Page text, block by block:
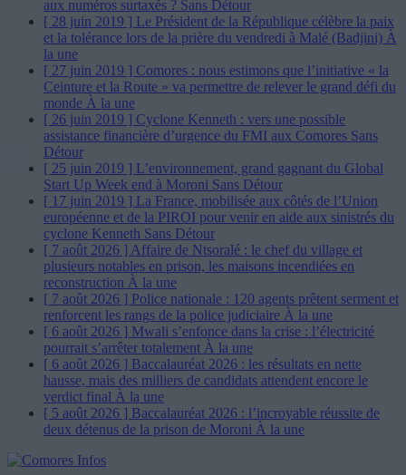
aux numéros surtaxés ? Sans Détour
[ 28 juin 2019 ] Le Président de la République célèbre la paix
et la tolérance lors de la prière du vendredi à Malé (Badjini) À
la une
[ 27 juin 2019 ] Comores : nous estimons que l’initiative « la
Ceinture et la Route » va permettre de relever le grand défi du
monde À la une
[ 26 juin 2019 ] Cyclone Kenneth : vers une possible
assistance financière d’urgence du FMI aux Comores Sans
Détour
[ 25 juin 2019 ] L’environnement, grand gagnant du Global
Start Up Week end à Moroni Sans Détour
[ 17 juin 2019 ] La France, mobilisée aux côtés de l’Union
européenne et de la PIROI pour venir en aide aux sinistrés du
cyclone Kenneth Sans Détour
[ 7 août 2026 ] Affaire de Ntsoralé : le chef du village et
plusieurs notables en prison, les maisons incendiées en
reconstruction À la une
[ 7 août 2026 ] Police nationale : 120 agents prêtent serment et
renforcent les rangs de la police judiciaire À la une
[ 6 août 2026 ] Mwali s’enfonce dans la crise : l’électricité
pourrait s’arrêter totalement À la une
[ 6 août 2026 ] Baccalauréat 2026 : les résultats en nette
hausse, mais des milliers de candidats attendent encore le
verdict final À la une
[ 5 août 2026 ] Baccalauréat 2026 : l’incroyable réussite de
deux détenus de la prison de Moroni À la une